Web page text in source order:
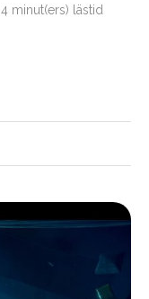
4 minut(ers) lästid